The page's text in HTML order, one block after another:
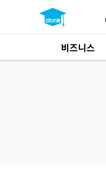
비즈니스
사업 자료165